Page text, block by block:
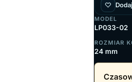
MODEL
LP033-02
ROZMIAR
24 mm